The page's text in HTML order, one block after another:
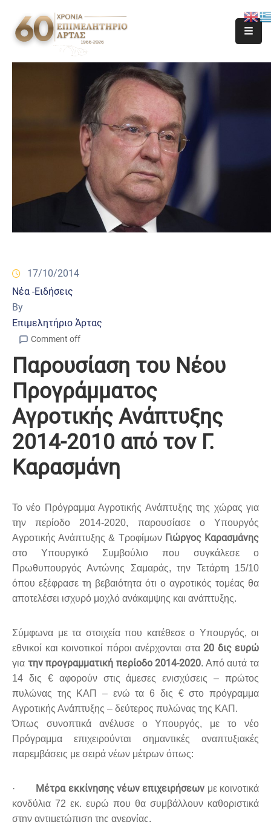
17/10/2014
Νέα -Ειδήσεις
By
Επιμελητήριο Άρτας
Comment off
Παρουσίαση του Νέου
Προγράμματος
Αγροτικής Ανάπτυξης
2014-2010 από τον Γ.
Καρασμάνη
Το νέο Πρόγραμμα Αγροτικής Ανάπτυξης της χώρας για
την περίοδο 2014-2020, παρουσίασε ο Υπουργός
Αγροτικής Ανάπτυξης & Τροφίμων Γιώργος Καρασμάνης
στο Υπουργικό Συμβούλιο που συγκάλεσε ο
Πρωθυπουργός Αντώνης Σαμαράς, την Τετάρτη 15/10
όπου εξέφρασε τη βεβαιότητα ότι ο αγροτικός τομέας θα
αποτελέσει ισχυρό μοχλό ανάκαμψης και ανάπτυξης.
Σύμφωνα με τα στοιχεία που κατέθεσε ο Υπουργός, οι
εθνικοί και κοινοτικοί πόροι ανέρχονται στα 20 δις ευρώ
για την προγραμματική περίοδο 2014-2020. Από αυτά τα
14 δις € αφορούν στις άμεσες ενισχύσεις – πρώτος
πυλώνας της ΚΑΠ – ενώ τα 6 δις € στο πρόγραμμα
Αγροτικής Ανάπτυξης – δεύτερος πυλώνας της ΚΑΠ.
Όπως συνοπτικά ανέλυσε ο Υπουργός, με το νέο
Πρόγραμμα επιχειρούνται σημαντικές αναπτυξιακές
παρεμβάσεις με σειρά νέων μέτρων όπως:
· Μέτρα εκκίνησης νέων επιχειρήσεων με κοινοτικά
κονδύλια 72 εκ. ευρώ που θα συμβάλλουν καθοριστικά
στην αντιμετώπιση της ανεργίας.